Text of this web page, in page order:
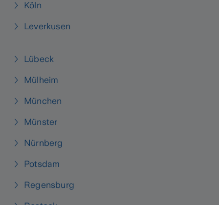
Köln
Leverkusen
Lübeck
Mülheim
München
Münster
Nürnberg
Potsdam
Regensburg